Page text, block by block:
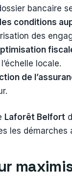
bancaire
conditions
des
locale.
de
Laforêt Belfort
les démarches